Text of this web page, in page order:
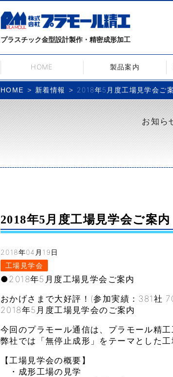
プラスチック金型設計製作・精密成形加工
HOME 製品案内
HOME 新着情報 2018年5月度工場見学会ご
お知ら
2018年5月度工場見学会ご案内
2018年04月19日
工場見学会
●2018年5月度工場見学会ご案内
おかげさまで大好評！(参加実績：381社
2018年5月度工場見学会のご案内
今回のプラモール通信は、プラモール精工
弊社では「無停止成形」をテーマとした
【工場見学会の概要】
・成形工場の見学